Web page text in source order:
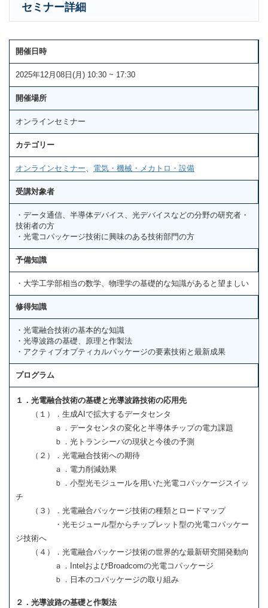
セミナー詳細
開催日時
2025年12月08日(月) 10:30 ~ 17:30
開催場所
オンラインセミナー
カテゴリー
オンラインセミナー 電気・機械・メカトロ・設備
受講対象者
・データ通信、半導体デバイス、光デバイスなどの分野の研究者・
技術者の方
・光電コパッケージ技術に興味のある技術部門の方
予備知識
・大学工学部相当の数学、物理学の基礎的な知識があると望ましい
修得知識
・光電融合技術の基本的な知識
・光導波路の基礎、原理と作製法
・アクティブオプティカルパッケージの要素技術と最新成果
プログラム
１．光電融合技術の基礎と光導波路技術の応用先
（１）．生成AIで拡大するデータセンタ
ａ．データセンタの変化と半導体チップの電力課題
ｂ．光トランシーバの現状と今後の予測
（２）．光電融合技術への期待
ａ．電力削減効果
ｂ．小型光モジュールを用いた光電コパッケージスイッ
チ
（３）．光電融合パッケージ技術の種類とロードマップ
・光モジュール型からチップレット型の光電コパッケー
ジ技術へ
（４）．光電融合パッケージ技術の世界的な最新研究開発動向
ａ．IntelおよびBroadcomの光電コパッケージ
ｂ．日本のコパッケージの取り組み
２．光導波路の基礎と作製法